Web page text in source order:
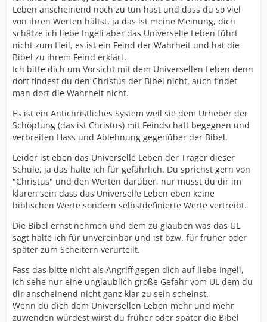
Leben anscheinend noch zu tun hast und dass du so viel
von ihren Werten hältst, ja das ist meine Meinung, dich
schätze ich liebe Ingeli aber das Universelle Leben führt
nicht zum Heil, es ist ein Feind der Wahrheit und hat die
Bibel zu ihrem Feind erklärt.
Ich bitte dich um Vorsicht mit dem Universellen Leben denn
dort findest du den Christus der Bibel nicht, auch findet
man dort die Wahrheit nicht.
Es ist ein Antichristliches System weil sie dem Urheber der
Schöpfung (das ist Christus) mit Feindschaft begegnen und
verbreiten Hass und Ablehnung gegenüber der Bibel.
Leider ist eben das Universelle Leben der Träger dieser
Schule, ja das halte ich für gefährlich. Du sprichst gern von
"Christus" und den Werten darüber, nur musst du dir im
klaren sein dass das Universelle Leben eben keine
biblischen Werte sondern selbstdefinierte Werte vertreibt.
Die Bibel ernst nehmen und dem zu glauben was das UL
sagt halte ich für unvereinbar und ist bzw. für früher oder
später zum Scheitern verurteilt.
Fass das bitte nicht als Angriff gegen dich auf liebe Ingeli,
ich sehe nur eine unglaublich große Gefahr vom UL dem du
dir anscheinend nicht ganz klar zu sein scheinst.
Wenn du dich dem Universellen Leben mehr und mehr
zuwenden würdest wirst du früher oder später die Bibel